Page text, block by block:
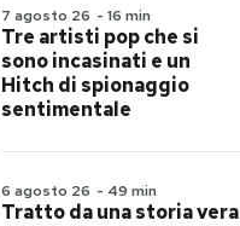
7 agosto 26 - 16 min
Tre artisti pop che si
sono incasinati e un
Hitch di spionaggio
sentimentale
6 agosto 26 - 49 min
Tratto da una storia vera